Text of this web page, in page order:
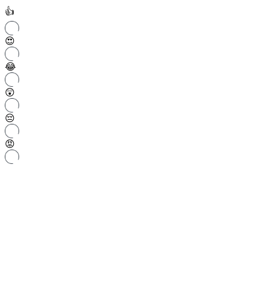
👍
😍
😂
😲
😔
😡